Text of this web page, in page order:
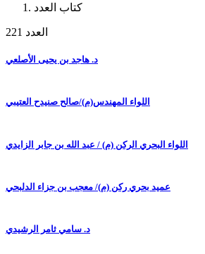
كتاب العدد
العدد 221
د. هاجد بن يحيى الأصلعي
اللواء المهندس(م)/صالح صنيدح العتيبي
اللواء البحري الركن (م) / عبد الله بن جابر الزايدي
عميد بحري ركن (م)/ معجب بن جزاء الدلبحي
د. سامي ثامر الرشيدي